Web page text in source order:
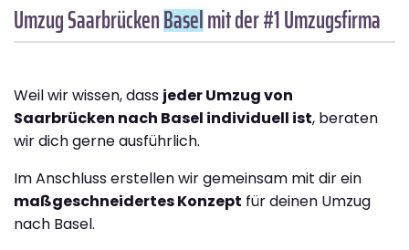
Umzug SaarbrückenBaselmit der #1 Umzugsfirma
Weil wir wissen, dass jeder Umzug von
Saarbrücken nach Basel individuell ist, beraten
wir dich gerne ausführlich.
Im Anschluss erstellen wir gemeinsam mit dir ein
maßgeschneidertes Konzept für deinen Umzug
nach Basel.